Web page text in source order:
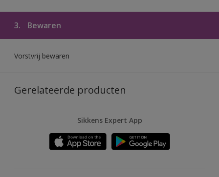
3. Bewaren
Vorstvrij bewaren
Gerelateerde producten
Sikkens Expert App